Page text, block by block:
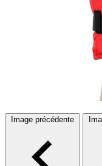
Image précédente